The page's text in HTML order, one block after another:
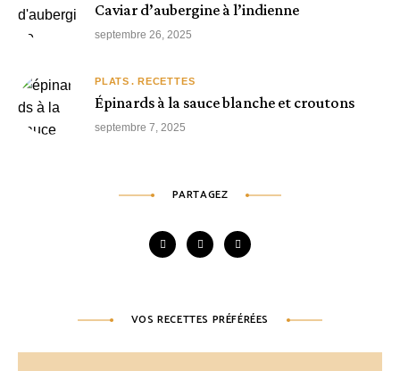
Caviar d’aubergine à l’indienne
septembre 26, 2025
PLATS RECETTES
Épinards à la sauce blanche et croutons
septembre 7, 2025
PARTAGEZ
VOS RECETTES PRÉFÉRÉES